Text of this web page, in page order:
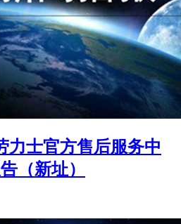
力士官方售后服务中
（新址）